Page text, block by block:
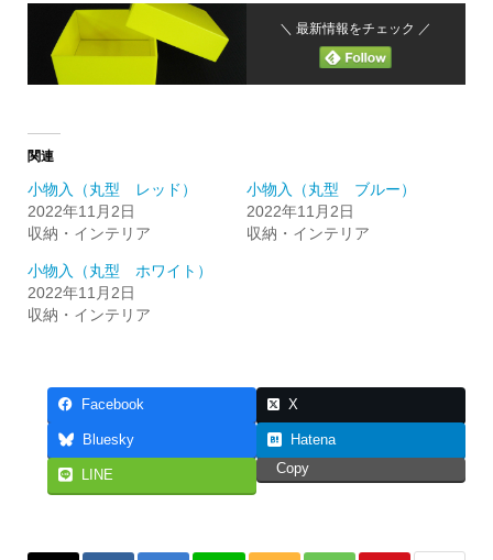
＼ 最新情報をチェック ／
関連
小物入（丸型 レッド）
2022年11月2日
収納・インテリア
小物入（丸型 ブルー）
2022年11月2日
収納・インテリア
小物入（丸型 ホワイト）
2022年11月2日
収納・インテリア
Facebook X
Bluesky Hatena
LINE Copy